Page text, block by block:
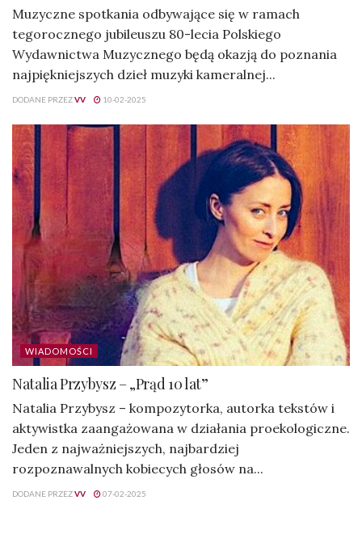
Muzyczne spotkania odbywające się w ramach
tegorocznego jubileuszu 80-lecia Polskiego
Wydawnictwa Muzycznego będą okazją do poznania
najpiękniejszych dzieł muzyki kameralnej...
DODANE PRZEZVV 10-02-2025
WIADOMOŚCI
Natalia Przybysz – „Prąd 10 lat”
Natalia Przybysz – kompozytorka, autorka tekstów i
aktywistka zaangażowana w działania proekologiczne.
Jeden z najważniejszych, najbardziej
rozpoznawalnych kobiecych głosów na...
DODANE PRZEZVV 07-02-2025